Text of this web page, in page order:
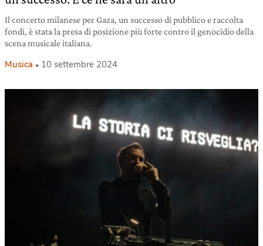
Il concerto milanese per Gaza, un successo di pubblico e raccolta
fondi, è stata la presa di posizione più forte contro il genocidio della
scena musicale italiana.
Musica 10 settembre 2024